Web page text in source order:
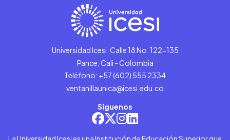
Universidad Icesi: Calle 18 No. 122-135
Pance, Cali - Colombia
Teléfono: +57 (602) 555 2334
ventanillaunica@icesi.edu.co
Síguenos